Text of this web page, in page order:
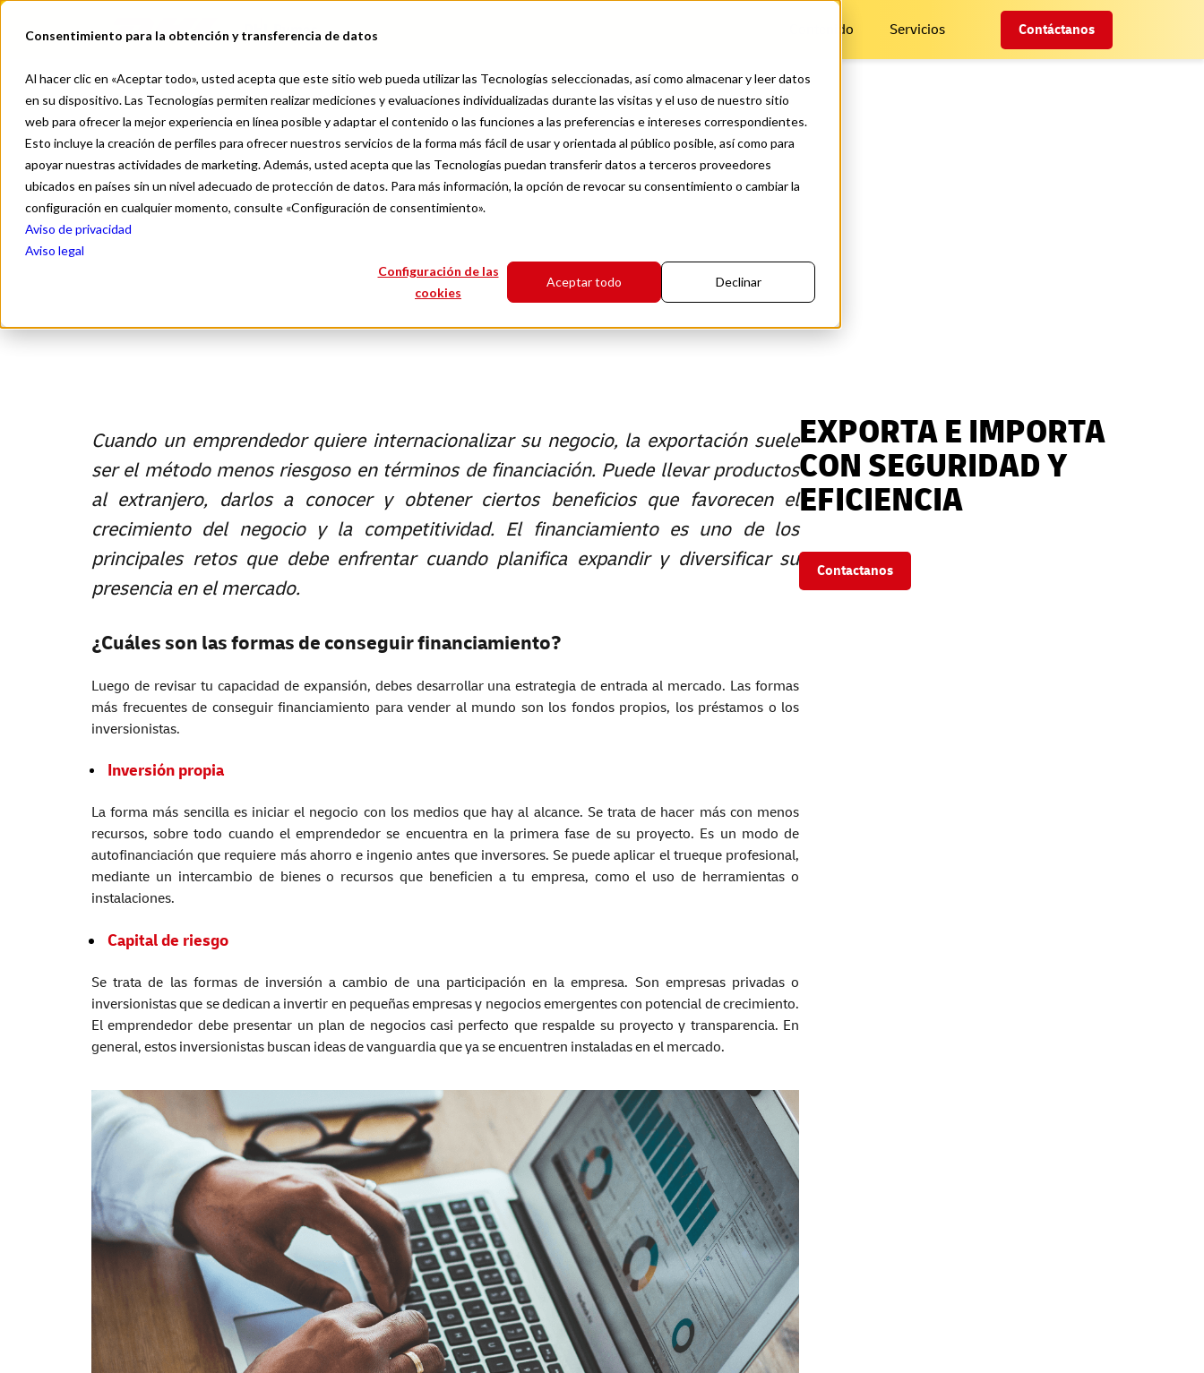
Consentimiento para la obtención y transferencia de datos
Al hacer clic en «Aceptar todo», usted acepta que este sitio web pueda utilizar las Tecnologías seleccionadas, así como almacenar y leer datos
en su dispositivo. Las Tecnologías permiten realizar mediciones y evaluaciones individualizadas durante las visitas y el uso de nuestro sitio
web para ofrecer la mejor experiencia en línea posible y adaptar el contenido o las funciones a las preferencias e intereses correspondientes.
Esto incluye la creación de perfiles para ofrecer nuestros servicios de la forma más fácil de usar y orientada al público posible, así como para
apoyar nuestras actividades de marketing. Además, usted acepta que las Tecnologías puedan transferir datos a terceros proveedores
ubicados en países sin un nivel adecuado de protección de datos. Para más información, la opción de revocar su consentimiento o cambiar la
configuración en cualquier momento, consulte «Configuración de consentimiento».
Aviso de privacidad
Aviso legal
Configuración de las
cookies
Aceptar todo Declinar
DHL Pymes Contenido Servicios Contáctanos
Tips para emprendedores
Financiamiento: el principal reto
para emprendedores
Cuando un emprendedor quiere internacionalizar su negocio, la exportación suele
ser el método menos riesgoso en términos de financiación. Puede llevar productos
al extranjero, darlos a conocer y obtener ciertos beneficios que favorecen el
crecimiento del negocio y la competitividad. El financiamiento es uno de los
principales retos que debe enfrentar cuando planifica expandir y diversificar su
presencia en el mercado.
¿Cuáles son las formas de conseguir financiamiento?
Luego de revisar tu capacidad de expansión, debes desarrollar una estrategia de entrada al mercado. Las formas
más frecuentes de conseguir financiamiento para vender al mundo son los fondos propios, los préstamos o los
inversionistas.
Inversión propia
La forma más sencilla es iniciar el negocio con los medios que hay al alcance. Se trata de hacer más con menos
recursos, sobre todo cuando el emprendedor se encuentra en la primera fase de su proyecto. Es un modo de
autofinanciación que requiere más ahorro e ingenio antes que inversores. Se puede aplicar el trueque profesional,
mediante un intercambio de bienes o recursos que beneficien a tu empresa, como el uso de herramientas o
instalaciones.
Capital de riesgo
Se trata de las formas de inversión a cambio de una participación en la empresa. Son empresas privadas o
inversionistas que se dedican a invertir en pequeñas empresas y negocios emergentes con potencial de crecimiento.
El emprendedor debe presentar un plan de negocios casi perfecto que respalde su proyecto y transparencia. En
general, estos inversionistas buscan ideas de vanguardia que ya se encuentren instaladas en el mercado.
EXPORTA E IMPORTA
CON SEGURIDAD Y
EFICIENCIA
Contactanos